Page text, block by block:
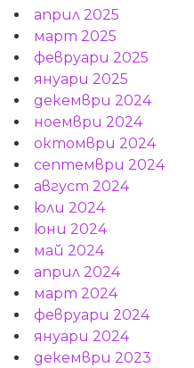
април 2025
март 2025
февруари 2025
януари 2025
декември 2024
ноември 2024
октомври 2024
септември 2024
август 2024
юли 2024
юни 2024
май 2024
април 2024
март 2024
февруари 2024
януари 2024
декември 2023